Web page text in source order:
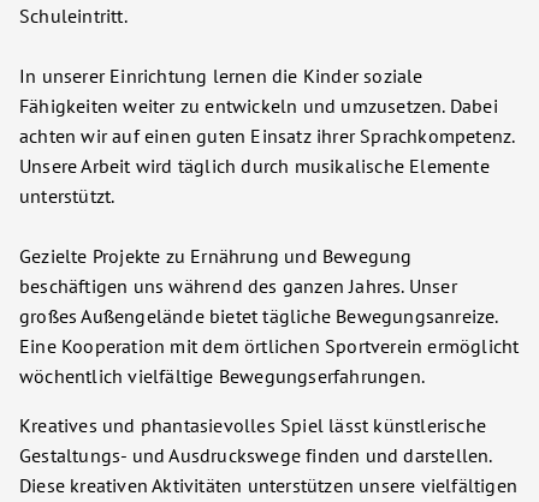
Schuleintritt.
In unserer Einrichtung lernen die Kinder soziale
Fähigkeiten weiter zu entwickeln und umzusetzen. Dabei
achten wir auf einen guten Einsatz ihrer Sprachkompetenz.
Unsere Arbeit wird täglich durch musikalische Elemente
unterstützt.
Gezielte Projekte zu Ernährung und Bewegung
beschäftigen uns während des ganzen Jahres. Unser
großes Außengelände bietet tägliche Bewegungsanreize.
Eine Kooperation mit dem örtlichen Sportverein ermöglicht
wöchentlich vielfältige Bewegungserfahrungen.
Kreatives und phantasievolles Spiel lässt künstlerische
Gestaltungs- und Ausdruckswege finden und darstellen.
Diese kreativen Aktivitäten unterstützen unsere vielfältigen